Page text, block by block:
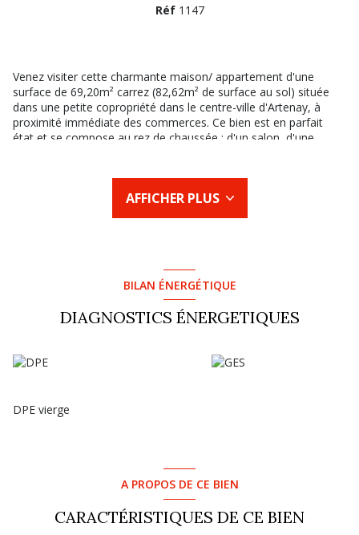
Réf 1147
Venez visiter cette charmante maison/ appartement d'une
surface de 69,20m² carrez (82,62m² de surface au sol) située
dans une petite copropriété dans le centre-ville d'Artenay, à
proximité immédiate des commerces. Ce bien est en parfait
état et se compose au rez de chaussée : d'un salon, d'une
bénéficierez également d'un grenier aménageable.
écoles maternelle, primaire et collège, de commerces de
proximité et d'un supermarché.
AFFICHER PLUS
BILAN ÉNERGÉTIQUE
DIAGNOSTICS ÉNERGETIQUES
DPE vierge
A PROPOS DE CE BIEN
CARACTÉRISTIQUES DE CE BIEN